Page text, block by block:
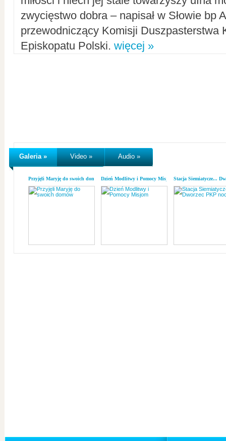
zwycięstwo dobra – napisał w Słowie bp
przewodniczący Komisji Duszpasterstwa
Episkopatu Polski. więcej »
Galeria » Video » Audio »
Przyjęli Maryję do swoich domówDzień Modlitwy i Pomocy MisjomStacja Siemiatycze...